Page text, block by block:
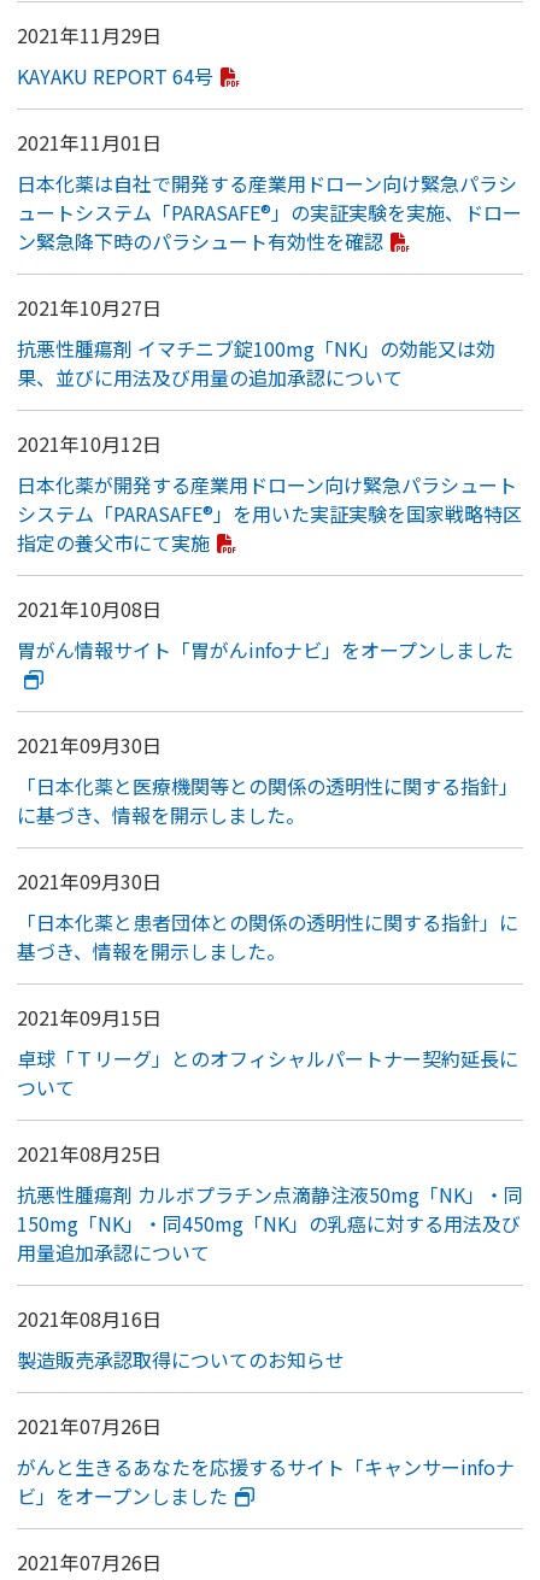
2021年11月29日
KAYAKU REPORT 64号
2021年11月01日
日本化薬は自社で開発する産業用ドローン向け緊急パラシ
ュートシステム「PARASAFE®」の実証実験を実施、ドロー
ン緊急降下時のパラシュート有効性を確認
2021年10月27日
抗悪性腫瘍剤 イマチニブ錠100mg「NK」の効能又は効
果、並びに用法及び用量の追加承認について
2021年10月12日
日本化薬が開発する産業用ドローン向け緊急パラシュート
システム「PARASAFE®」を用いた実証実験を国家戦略特区
指定の養父市にて実施
2021年10月08日
胃がん情報サイト「胃がんinfoナビ」をオープンしました
2021年09月30日
「日本化薬と医療機関等との関係の透明性に関する指針」
に基づき、情報を開示しました。
2021年09月30日
「日本化薬と患者団体との関係の透明性に関する指針」に
基づき、情報を開示しました。
2021年09月15日
卓球「Ｔリーグ」とのオフィシャルパートナー契約延長に
ついて
2021年08月25日
抗悪性腫瘍剤 カルボプラチン点滴静注液50mg「NK」・同
150mg「NK」・同450mg「NK」の乳癌に対する用法及び
用量追加承認について
2021年08月16日
製造販売承認取得についてのお知らせ
2021年07月26日
がんと生きるあなたを応援するサイト「キャンサーinfoナ
ビ」をオープンしました
2021年07月26日